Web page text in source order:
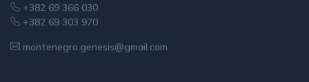
+382 69 366 030
+382 69 303 970
montenegro.genesis@gmail.com